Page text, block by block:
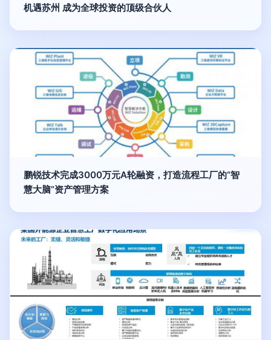
机遇苏州 成为全球投资的顶级合伙人
鹏锐技术完成3000万元A轮融资，打造流程工厂的“智
慧大脑”资产管理方案